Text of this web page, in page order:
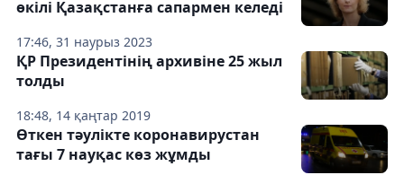
17:46, 31 наурыз 2023
өкілі Қазақстанға сапармен келеді
18:48, 14 қаңтар 2019
ҚР Президентінің архивіне 25 жыл
толды
Өткен тәулікте коронавирустан
тағы 7 науқас көз жұмды